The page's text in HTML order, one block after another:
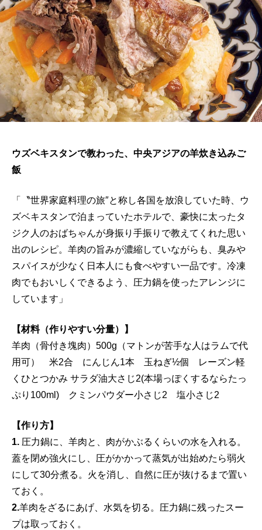
ウズベキスタンで教わった、中央アジアの羊炊き込みご
飯
「〝世界家庭料理の旅″と称し各国を放浪していた時、ウ
ズベキスタンで泊まっていたホテルで、豪快に太ったタ
ジク人のおばちゃんが身振り手振りで教えてくれた思い
出のレシピ。羊肉の旨みが濃縮していながらも、臭みや
スパイスが少なく日本人にも食べやすい一品です。冷凍
肉でもおいしくできるよう、圧力鍋を使ったアレンジに
しています」
【材料（作りやすい分量）】
羊肉（骨付き塊肉）500g（マトンが苦手な人はラムで代
用可） 米2合 にんじん1本 玉ねぎ½個 レーズン軽
くひとつかみ サラダ油大さじ2(本場っぽくするならたっ
ぷり100ml) クミンパウダー小さじ2 塩小さじ2
【作り方】
1. 圧力鍋に、羊肉と、肉がかぶるくらいの水を入れる。
蓋を閉め強火にし、圧がかかって蒸気が出始めたら弱火
にして30分煮る。火を消し、自然に圧が抜けるまで置い
ておく。
2.羊肉をざるにあげ、水気を切る。圧力鍋に残ったスー
プは取っておく。